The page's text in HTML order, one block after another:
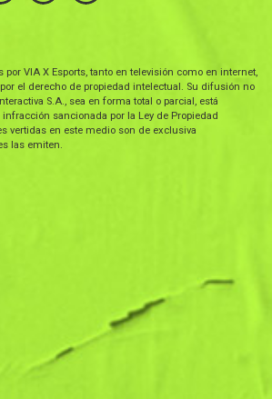
VIA X Esports, tanto en televisión como en internet,
el derecho de propiedad intelectual. Su difusión no
S.A., sea en forma total o parcial, está
sancionada por la Ley de Propiedad
vertidas en este medio son de exclusiva
las emiten.